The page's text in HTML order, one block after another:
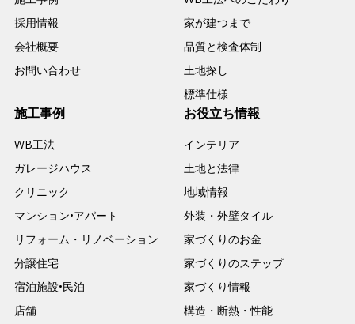
採用情報
会社概要
お問い合わせ
家が建つまで
品質と検査体制
土地探し
標準仕様
施工事例
WB工法
ガレージハウス
クリニック
マンション•アパート
リフォーム・リノベーション
分譲住宅
宿泊施設•民泊
店舗
お役立ち情報
インテリア
土地と法律
地域情報
外装・外壁タイル
家づくりのお金
家づくりのステップ
家づくり情報
構造・断熱・性能